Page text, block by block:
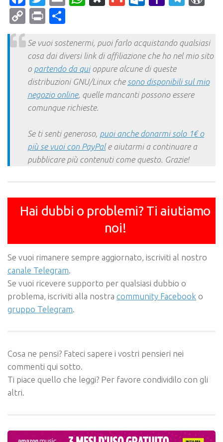
CopyPrint
Se vuoi sostenermi, puoi farlo acquistando qualsiasi
cosa dai diversi link di affiliazione che ho nel mio sito
o partendo da quioppure alcune di queste
distribuzioni GNU/Linux che sono disponibili sul mio
negozio online, quelle mancanti possono essere
comunque richieste.
Se ti senti generoso, puoi anche donarmi solo 1€ o
più se vuoi con PayPale aiutarmi a continuare a
pubblicare più contenuti come questo. Grazie!
Hai dubbi o problemi? Ti aiutiamo
noi!
Se vuoi rimanere sempre aggiornato, iscriviti al nostro
canale Telegram.
Se vuoi ricevere supporto per qualsiasi dubbio o
problema, iscriviti alla nostra community Facebook o
gruppo Telegram.
Cosa ne pensi? Fateci sapere i vostri pensieri nei
commenti qui sotto.
Ti piace quello che leggi? Per favore condividilo con gli
altri.